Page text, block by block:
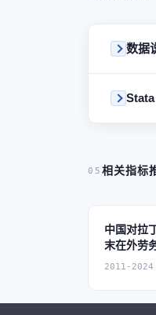
数据
05 相关指标
中国对拉
末在外劳
2011-